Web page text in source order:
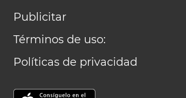
Publicitar
Términos de uso:
Políticas de privacidad